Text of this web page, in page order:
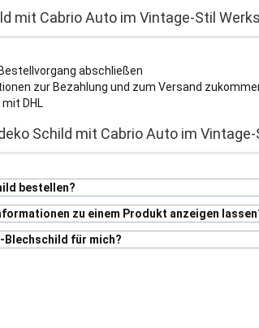
mit Cabrio Auto im Vintage-Stil
abschließen
zur Bezahlung und zum Versand
DHL
Schild mit Cabrio Auto im
bestellen?
zu einem Produkt anzeigen
Blechschild für mich?